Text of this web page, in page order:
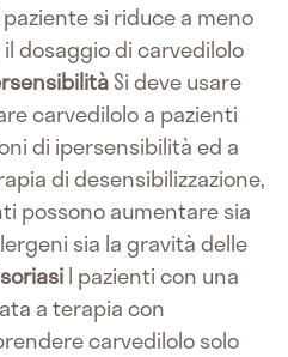
si riduce a meno
dosaggio di carvedilolo
Si deve usare
carvedilolo a pazienti
di ipersensibilità ed a
di desensibilizzazione,
possono aumentare sia
sia la gravità delle
I pazienti con una
a terapia con
carvedilolo solo